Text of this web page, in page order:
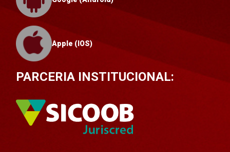
Apple (IOS)
PARCERIA INSTITUCIONAL: